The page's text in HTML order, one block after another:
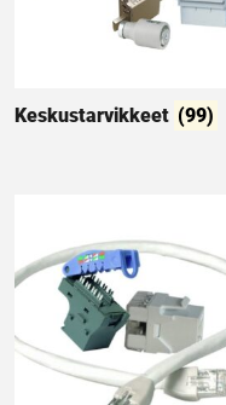
Keskustarvikkeet (99)